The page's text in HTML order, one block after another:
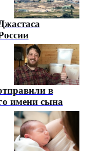
в
имени сына